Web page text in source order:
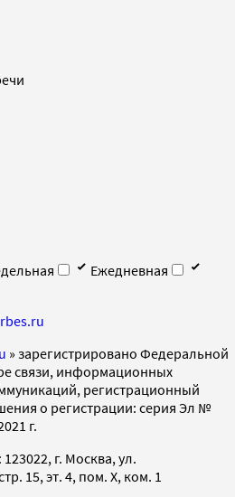
Ежедневная
» зарегистрировано Федеральной
связи, информационных
регистрационный
о регистрации: серия Эл №
г.
г. Москва, ул.
15, эт. 4, пом. X, ком. 1